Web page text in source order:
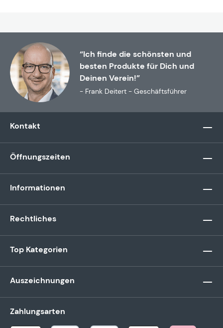
“Ich finde die schönsten und
besten Produkte für Dich und
Deinen Verein!”
- Frank Deitert - Geschäftsführer
Kontakt
Öffnungszeiten
Informationen
Rechtliches
Top Kategorien
Auszeichnungen
Zahlungsarten